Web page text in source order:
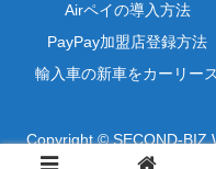
Airペイの導入方法
PayPay加盟店登録方法
輸入車の新車をカーリース
Copyright © SECOND-